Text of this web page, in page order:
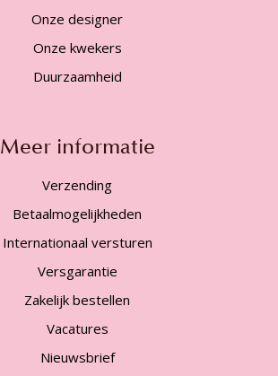
Onze designer
Onze kwekers
Duurzaamheid
Meer informatie
Verzending
Betaalmogelijkheden
Internationaal versturen
Versgarantie
Zakelijk bestellen
Vacatures
Nieuwsbrief